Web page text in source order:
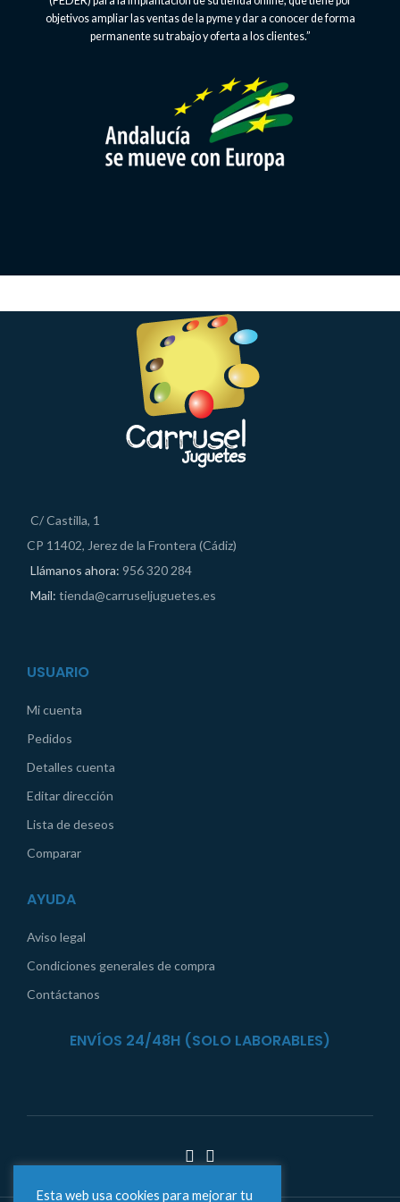
objetivos ampliar las ventas de la pyme y dar a conocer de forma
permanente su trabajo y oferta a los clientes.”
C/ Castilla, 1
CP 11402, Jerez de la Frontera (Cádiz)
Llámanos ahora: 956 320 284
Mail: tienda@carruseljuguetes.es
USUARIO
Mi cuenta
Pedidos
Detalles cuenta
Editar dirección
Lista de deseos
Comparar
AYUDA
Aviso legal
Condiciones generales de compra
Contáctanos
ENVÍOS 24/48H (SOLO LABORABLES)
Esta web usa cookies para mejorar tu